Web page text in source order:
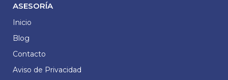
ASESORÍA
Inicio
Blog
Contacto
Aviso de Privacidad